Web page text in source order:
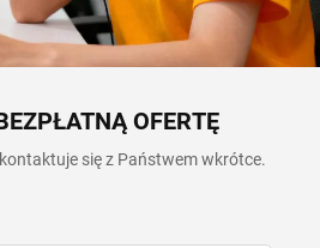
OFERTĘ
się z Państwem wkrótce.